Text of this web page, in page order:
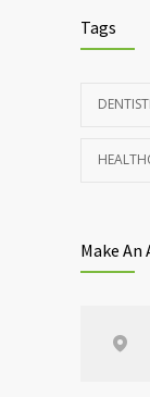
Tags
Make